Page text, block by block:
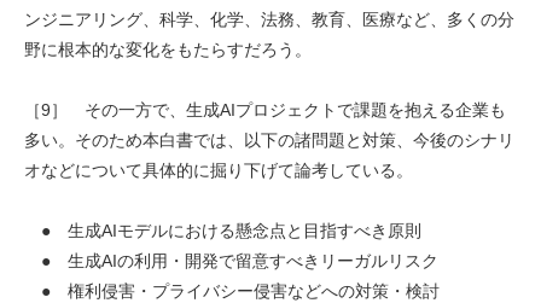
ンジニアリング、科学、化学、法務、教育、医療など、多くの分
野に根本的な変化をもたらすだろう。
［9］ その一方で、生成AIプロジェクトで課題を抱える企業も
多い。そのため本白書では、以下の諸問題と対策、今後のシナリ
オなどについて具体的に掘り下げて論考している。
● 生成AIモデルにおける懸念点と目指すべき原則
● 生成AIの利用・開発で留意すべきリーガルリスク
● 権利侵害・プライバシー侵害などへの対策・検討